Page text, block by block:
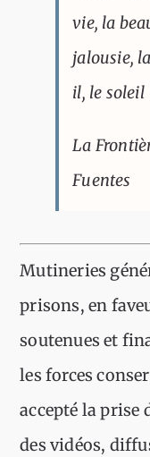
vie, la
jalousie,
il, le soleil
La
Fuentes
Mutineries
prisons, en
soutenues et
les forces
accepté la prise
des vidéos,